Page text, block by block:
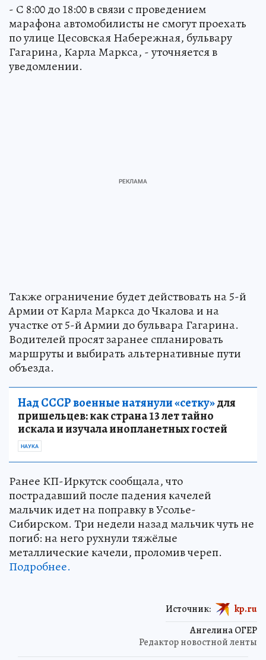
- С 8:00 до 18:00 в связи с проведением
марафона автомобилисты не смогут проехать
по улице Цесовская Набережная, бульвару
Гагарина, Карла Маркса, - уточняется в
уведомлении.
Также ограничение будет действовать на 5-й
Армии от Карла Маркса до Чкалова и на
участке от 5-й Армии до бульвара Гагарина.
Водителей просят заранее спланировать
маршруты и выбирать альтернативные пути
объезда.
Над СССР военные натянули «сетку»для
пришельцев: как страна 13 лет тайно
искала и изучала инопланетных гостей
НАУКА
Ранее КП-Иркутск сообщала, что
пострадавший после падения качелей
мальчик идет на поправку в Усолье-
Сибирском. Три недели назад мальчик чуть не
погиб: на него рухнули тяжёлые
металлические качели, проломив череп.
Подробнее.
Ангелина ОГЕР
Редактор новостной ленты
Источник: kp.ru